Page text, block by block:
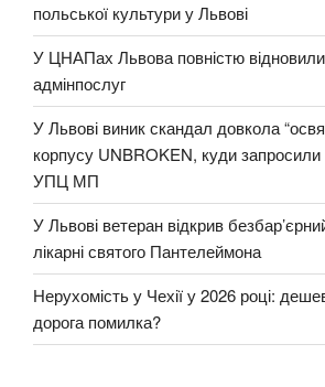
польської культури у Львові
У ЦНАПах Львова повністю відновили
адмінпослуг
У Львові виник скандал довкола
корпусу UNBROKEN, куди
УПЦ МП
У Львові ветеран відкрив
лікарні святого Пантелеймона
Нерухомість у Чехії у 2026 році:
дорога помилка?